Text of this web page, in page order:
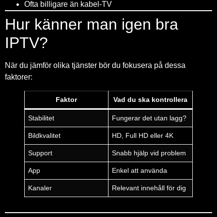
Ofta billigare än kabel-TV
Hur känner man igen bra
IPTV?
När du jämför olika tjänster bör du fokusera på dessa
faktorer:
Faktor Vad du ska kontrollera
Stabilitet Fungerar det utan lagg?
Bildkvalitet HD, Full HD eller 4K
Support Snabb hjälp vid problem
App Enkel att använda
Kanaler Relevant innehåll för dig